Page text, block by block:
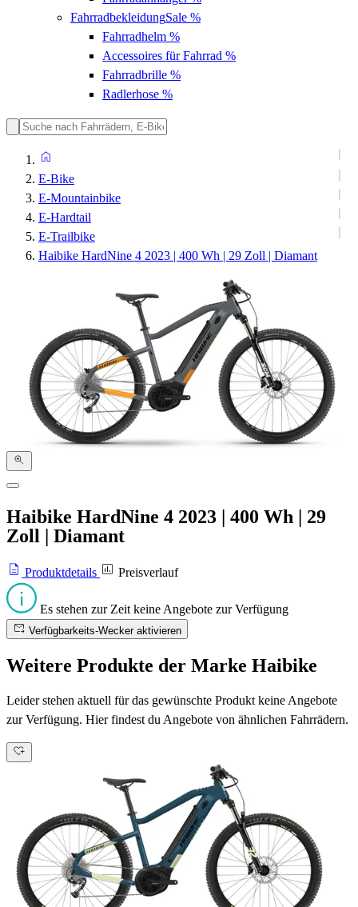
FahrradbekleidungSale %
Fahrradhelm %
Accessoires für Fahrrad %
Fahrradbrille %
Radlerhose %
E-Bike
E-Mountainbike
E-Hardtail
E-Trailbike
Haibike HardNine 4 2023 | 400 Wh | 29 Zoll | Diamant
Haibike HardNine 4 2023 | 400 Wh | 29
Zoll | Diamant
Produktdetails Preisverlauf
Es stehen zur Zeit keine Angebote zur Verfügung
Verfügbarkeits-Wecker aktivieren
Weitere Produkte der Marke Haibike
Leider stehen aktuell für das gewünschte Produkt keine Angebote
zur Verfügung. Hier findest du Angebote von ähnlichen Fahrrädern.